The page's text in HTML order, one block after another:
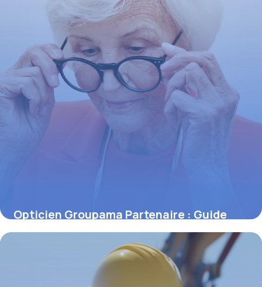
Opticien Groupama Partenaire : Guide
2026